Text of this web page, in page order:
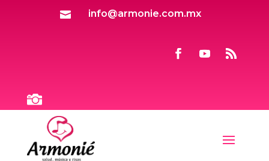
 info@armonie.com.mx
